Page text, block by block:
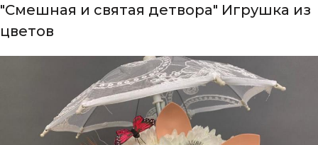
"Смешная и святая детвора" Игрушка из
цветов